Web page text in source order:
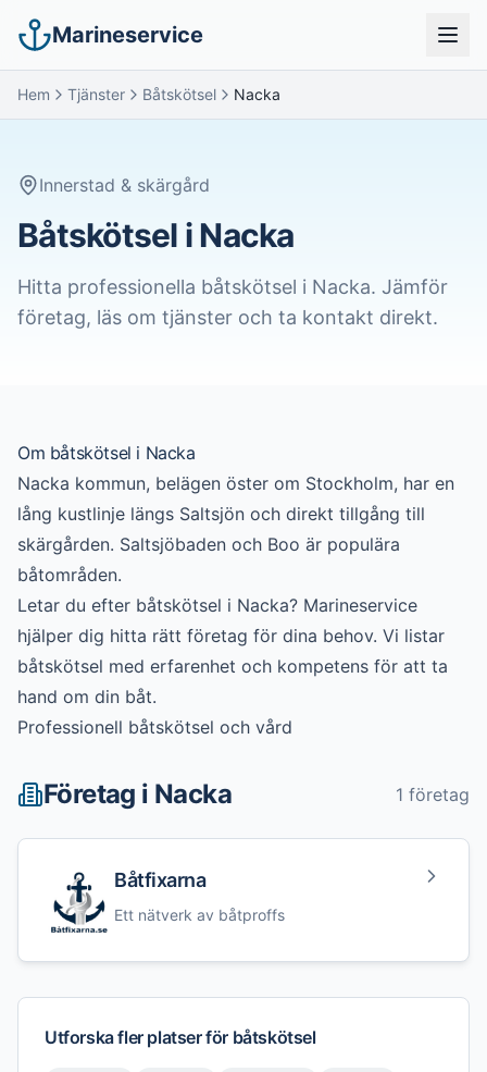
Marineservice
Hem Tjänster Båtskötsel Nacka
Innerstad & skärgård
Båtskötsel i Nacka
Hitta professionella båtskötsel i Nacka. Jämför
företag, läs om tjänster och ta kontakt direkt.
Om båtskötsel i Nacka
Nacka kommun, belägen öster om Stockholm, har en
lång kustlinje längs Saltsjön och direkt tillgång till
skärgården. Saltsjöbaden och Boo är populära
båtområden.
Letar du efter båtskötsel i Nacka? Marineservice
hjälper dig hitta rätt företag för dina behov. Vi listar
båtskötsel med erfarenhet och kompetens för att ta
hand om din båt.
Professionell båtskötsel och vård
Företag i Nacka 1 företag
Båtfixarna
Ett nätverk av båtproffs
Utforska fler platser för båtskötsel